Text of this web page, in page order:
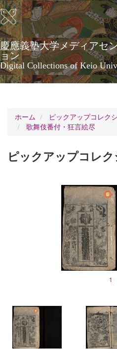
メ
イ
ン
コ
ン
テ
ン
ツ
に
慶應義塾大学メディアセ
ョン
Digital Collections of Keio
ホーム
ピックアップコレク
歌舞伎番付・狂言絵尽
ピックアップコレク
1